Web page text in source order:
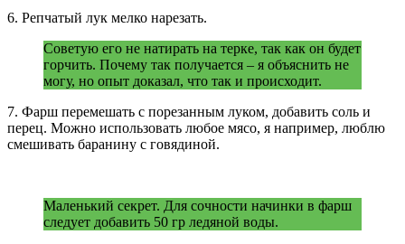
6. Репчатый лук мелко нарезать.
Советую его не натирать на терке, так как он будет
горчить. Почему так получается – я объяснить не
могу, но опыт доказал, что так и происходит.
7. Фарш перемешать с порезанным луком, добавить соль и
перец. Можно использовать любое мясо, я например, люблю
смешивать баранину с говядиной.
Маленький секрет. Для сочности начинки в фарш
следует добавить 50 гр ледяной воды.